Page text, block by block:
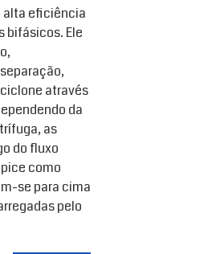
alta eficiência
bifásicos. Ele
através
da
as
do fluxo
como
se para cima
pelo